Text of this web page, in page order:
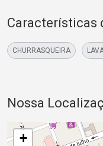
Características
CHURRASQUEIRA
Nossa
+